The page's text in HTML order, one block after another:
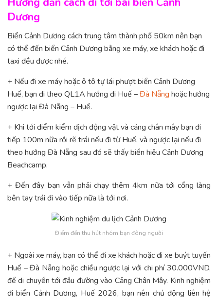
Dương
Biển Cảnh Dương cách trung tâm thành phố 50km nên bạn
có thể đến biển Cảnh Dương bằng xe máy, xe khách hoặc đi
taxi đều được nhé.
+ Nếu đi xe máy hoặc ô tô tự lái phượt biển Cảnh Dương
Huế, bạn đi theo QL1A hướng đi Huế –Đà Nẵng hoặc hướng
ngược lại Đà Nẵng – Huế.
+ Khi tới điểm kiểm dịch động vật và cảng chân mây bạn đi
tiếp 100m nữa rồi rẽ trái nếu đi từ Huế, và ngược lại nếu đi
theo hướng Đà Nẵng sau đó sẽ thấy biển hiệu Cảnh Dương
Beachcamp.
+ Đến đây bạn vẫn phải chạy thêm 4km nữa tới cổng làng
bên tay trái đi vào tiếp nữa là tới nơi.
Điểm đến thu hút nhóm bạn đông người
+ Ngoài xe máy, bạn có thể đi xe khách hoặc đi xe buýt tuyến
Huế – Đà Nẵng hoặc chiều ngược lại với chi phí 30.000VND,
để di chuyển tới đầu đường vào Cảng Chân Mây. Kinh nghiệm
đi biển Cảnh Dương, Huế 2026, bạn nên chủ động liên hệ